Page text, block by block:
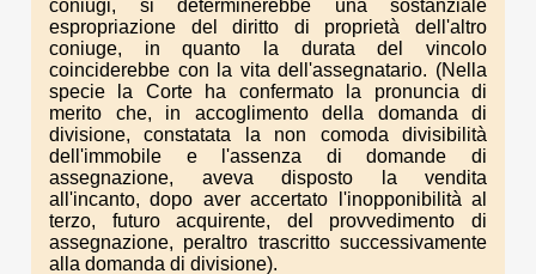
coniugi, si determinerebbe una sostanziale
espropriazione del diritto di proprietà dell'altro
coniuge, in quanto la durata del vincolo
coinciderebbe con la vita dell'assegnatario. (Nella
specie la Corte ha confermato la pronuncia di
merito che, in accoglimento della domanda di
divisione, constatata la non comoda divisibilità
dell'immobile e l'assenza di domande di
assegnazione, aveva disposto la vendita
all'incanto, dopo aver accertato l'inopponibilità al
terzo, futuro acquirente, del provvedimento di
assegnazione, peraltro trascritto successivamente
alla domanda di divisione).